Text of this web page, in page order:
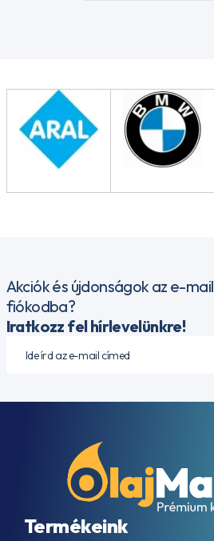
Akciók és újdonságok az e-mail
fiókodba?
Iratkozz fel hírlevelünkre!
Termékeink